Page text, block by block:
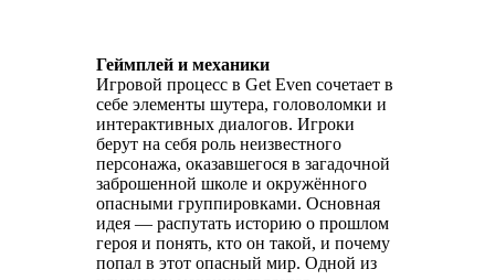
Геймплей и механики
Игровой процесс в Get Even сочетает в
себе элементы шутера, головоломки и
интерактивных диалогов. Игроки
берут на себя роль неизвестного
персонажа, оказавшегося в загадочной
заброшенной школе и окружённого
опасными группировками. Основная
идея — распутать историю о прошлом
героя и понять, кто он такой, и почему
попал в этот опасный мир. Одной из